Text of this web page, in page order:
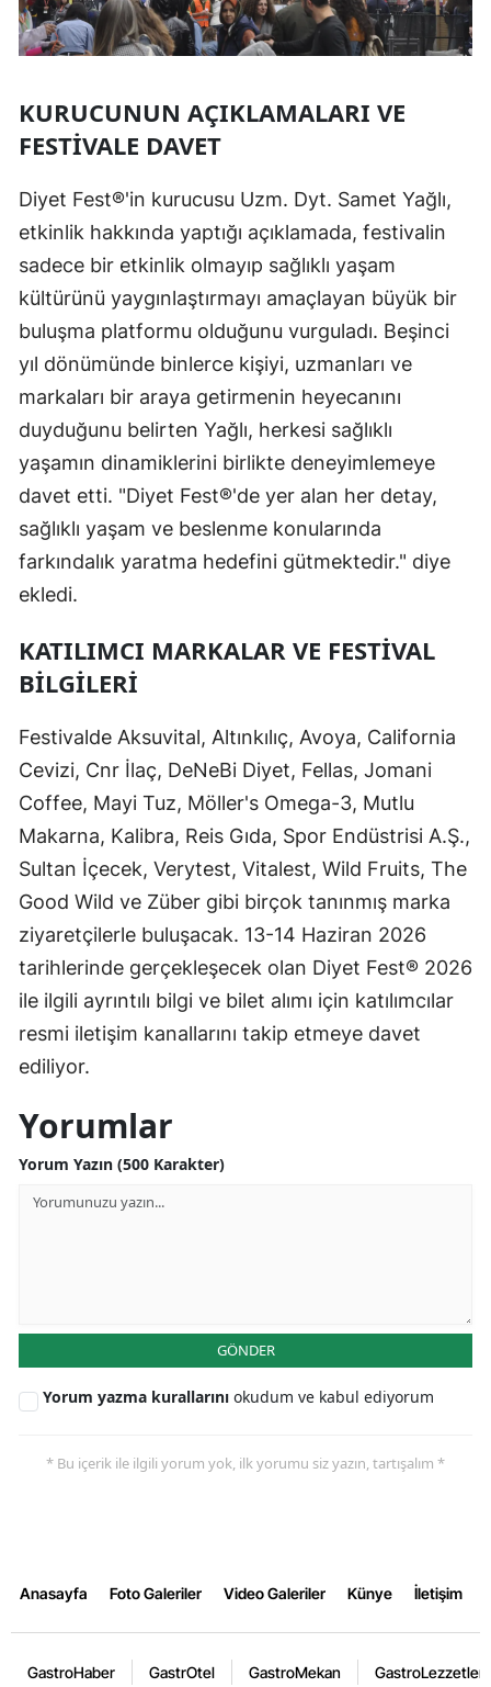
KURUCUNUN AÇIKLAMALARI VE
FESTIVALE DAVET
Diyet Fest®'in kurucusu Uzm. Dyt. Samet Yağlı,
etkinlik hakkında yaptığı açıklamada, festivalin
sadece bir etkinlik olmayıp sağlıklı yaşam
kültürünü yaygınlaştırmayı amaçlayan büyük bir
buluşma platformu olduğunu vurguladı. Beşinci
yıl dönümünde binlerce kişiyi, uzmanları ve
markaları bir araya getirmenin heyecanını
duyduğunu belirten Yağlı, herkesi sağlıklı
yaşamın dinamiklerini birlikte deneyimlemeye
davet etti. "Diyet Fest®'de yer alan her detay,
sağlıklı yaşam ve beslenme konularında
farkındalık yaratma hedefini gütmektedir." diye
ekledi.
KATILIMCI MARKALAR VE FESTIVAL
BILGILERI
Festivalde Aksuvital, Altınkılıç, Avoya, California
Cevizi, Cnr İlaç, DeNeBi Diyet, Fellas, Jomani
Coffee, Mayi Tuz, Möller's Omega-3, Mutlu
Makarna, Kalibra, Reis Gıda, Spor Endüstrisi A.Ş.,
Sultan İçecek, Verytest, Vitalest, Wild Fruits, The
Good Wild ve Züber gibi birçok tanınmış marka
ziyaretçilerle buluşacak. 13-14 Haziran 2026
tarihlerinde gerçekleşecek olan Diyet Fest® 2026
ile ilgili ayrıntılı bilgi ve bilet alımı için katılımcılar
resmi iletişim kanallarını takip etmeye davet
ediliyor.
Yorumlar
Yorum Yazın (500 Karakter)
GÖNDER
Yorum yazma kurallarını okudum ve kabul ediyorum
* Bu içerik ile ilgili yorum yok, ilk yorumu siz yazın, tartışalım *
Anasayfa Foto Galeriler Video Galeriler Künye İletişim
GastroHaber GastrOtel GastroMekan GastroLezzetler